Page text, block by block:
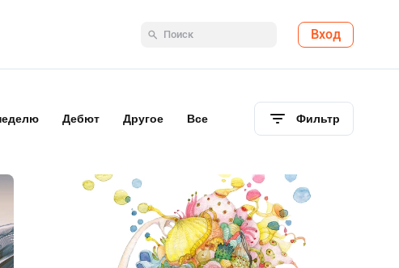
Вход
Дебют Другое Все Фильтр